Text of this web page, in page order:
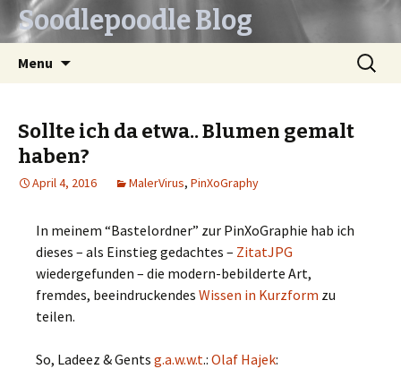
Soodlepoodle Blog
Menu
Search
for:
Sollte ich da etwa.. Blumen gemalt
haben?
April 4, 2016 MalerVirus, PinXoGraphy
In meinem “Bastelordner” zur PinXoGraphie hab ich
dieses – als Einstieg gedachtes – ZitatJPG
wiedergefunden – die modern-bebilderte Art,
fremdes, beeindruckendes Wissen in Kurzform zu
teilen.
So, Ladeez & Gents g.a.w.w.t.: Olaf Hajek: